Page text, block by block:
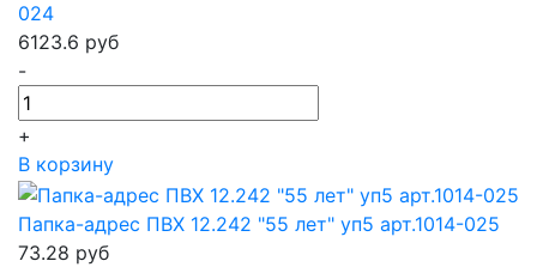
024
6123.6 руб
-
+
В корзину
Папка-адрес ПВХ 12.242 "55 лет" уп5 арт.1014-025
73.28 руб